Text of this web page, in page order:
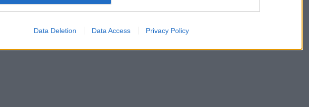
Data Deletion Data Access Privacy Policy